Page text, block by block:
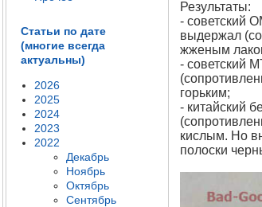
Статьи по дате
(многие всегда
актуальны)
2026
2025
2024
2023
2022
Декабрь
Ноябрь
Октябрь
Сентябрь
Результаты:
- советский
выдержал
жженым
- советский
горьким;
- китайский
кислым. Но
полоски